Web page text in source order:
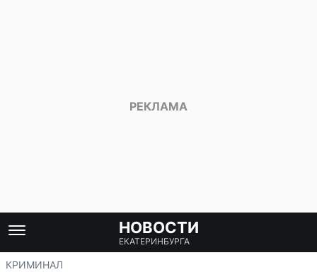
НОВОСТИ
ЕКАТЕРИНБУРГА
КРИМИНАЛ